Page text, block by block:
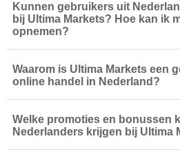
Kunnen gebruikers uit
bij Ultima Markets? Hoe kan ik
opnemen?
Waarom is Ultima Markets een
online handel in Nederland?
Welke promoties en bonussen
Nederlanders krijgen bij Ultima